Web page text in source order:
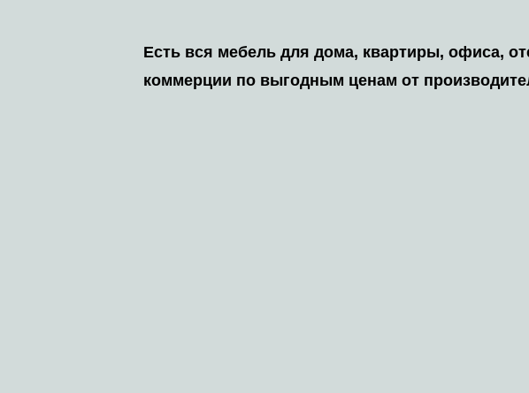
Есть вся мебель для дома, квартиры, офиса,
коммерции по выгодным ценам от